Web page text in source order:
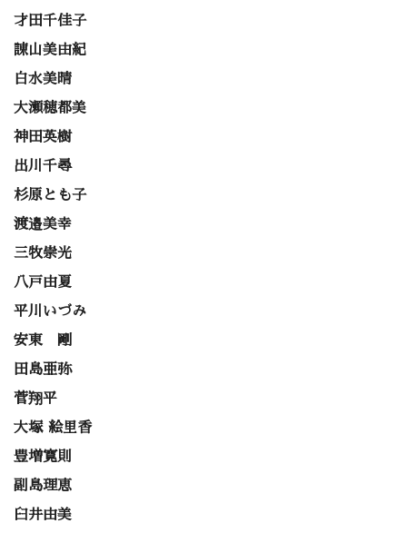
才田千佳子
諌山美由紀
白水美晴
大瀬穂都美
神田英樹
出川千尋
杉原とも子
渡邉美幸
三牧崇光
八戸由夏
平川いづみ
安東 剛
田島亜弥
菅翔平
大塚 絵里香
豊増寛則
副島理恵
臼井由美